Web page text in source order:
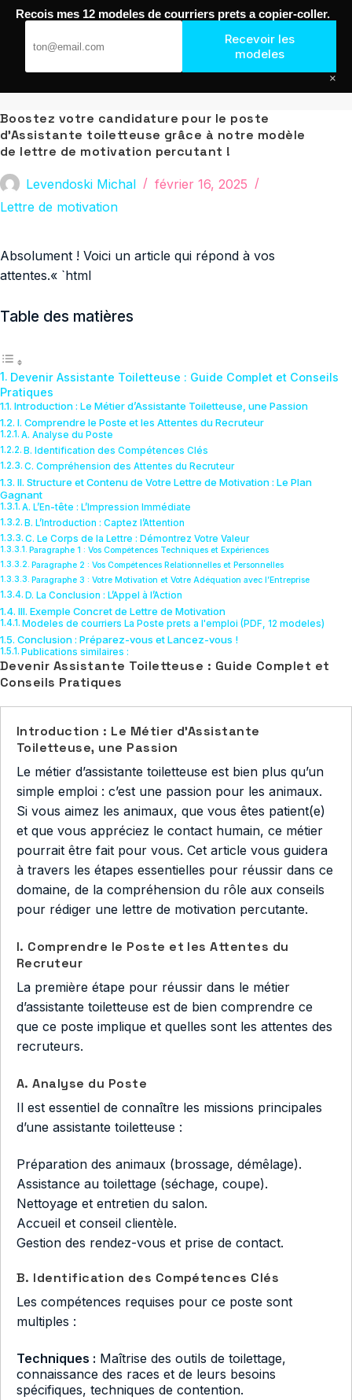
Passer
Boostez votre candidature pour le poste
d’Assistante toiletteuse grâce à notre modèle
de lettre de motivation percutant !
Levendoski Michal
février 16, 2025
Lettre de motivation
Absolument ! Voici un article qui répond à vos
attentes.« `html
Table des matières
Devenir Assistante Toiletteuse : Guide Complet et Conseils
Pratiques
Introduction : Le Métier d’Assistante Toiletteuse, une Passion
I. Comprendre le Poste et les Attentes du Recruteur
A. Analyse du Poste
B. Identification des Compétences Clés
C. Compréhension des Attentes du Recruteur
II. Structure et Contenu de Votre Lettre de Motivation : Le Plan
Gagnant
A. L’En-tête : L’Impression Immédiate
B. L’Introduction : Captez l’Attention
C. Le Corps de la Lettre : Démontrez Votre Valeur
Paragraphe 1 : Vos Compétences Techniques et Expériences
Paragraphe 2 : Vos Compétences Relationnelles et Personnelles
Paragraphe 3 : Votre Motivation et Votre Adéquation avec l’Entreprise
D. La Conclusion : L’Appel à l’Action
III. Exemple Concret de Lettre de Motivation
Modeles de courriers La Poste prets a l'emploi (PDF, 12 modeles)
Conclusion : Préparez-vous et Lancez-vous !
Publications similaires :
Devenir Assistante Toiletteuse : Guide Complet et
Conseils Pratiques
Introduction : Le Métier d’Assistante
Toiletteuse, une Passion
Le métier d’assistante toiletteuse est bien plus qu’un
simple emploi : c’est une passion pour les animaux.
Si vous aimez les animaux, que vous êtes patient(e)
et que vous appréciez le contact humain, ce métier
pourrait être fait pour vous. Cet article vous guidera
à travers les étapes essentielles pour réussir dans ce
domaine, de la compréhension du rôle aux conseils
pour rédiger une lettre de motivation percutante.
I. Comprendre le Poste et les Attentes du
Recruteur
La première étape pour réussir dans le métier
d’assistante toiletteuse est de bien comprendre ce
que ce poste implique et quelles sont les attentes des
recruteurs.
A. Analyse du Poste
Il est essentiel de connaître les missions principales
d’une assistante toiletteuse :
Préparation des animaux (brossage, démêlage).
Assistance au toilettage (séchage, coupe).
Nettoyage et entretien du salon.
Accueil et conseil clientèle.
Gestion des rendez-vous et prise de contact.
B. Identification des Compétences Clés
Les compétences requises pour ce poste sont
multiples :
Techniques : Maîtrise des outils de toilettage,
connaissance des races et de leurs besoins
spécifiques, techniques de contention.
Recois mes 12 modeles de courriers prets a copier-coller.
Recevoir les
modeles
×